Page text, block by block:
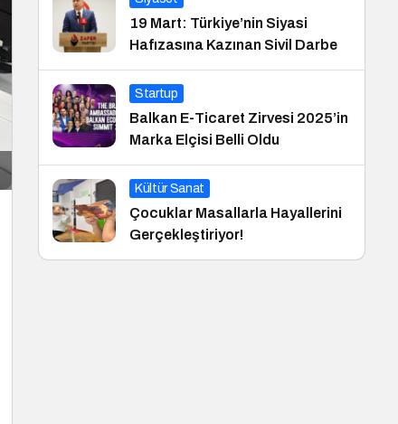
19 Mart: Türkiye’nin Siyasi
Hafızasına Kazınan Sivil Darbe
Startup
Balkan E-Ticaret Zirvesi 2025’in
Marka Elçisi Belli Oldu
Kültür Sanat
Çocuklar Masallarla Hayallerini
Gerçekleştiriyor!